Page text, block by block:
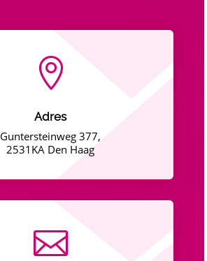

Adres
Guntersteinweg 377,
2531KA Den Haag
